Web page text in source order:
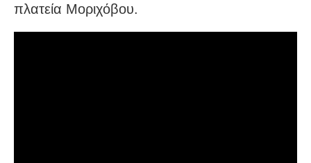
πλατεία Μοριχόβου.